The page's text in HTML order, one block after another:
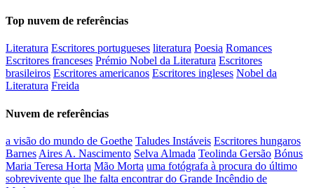
Top nuvem de referências
Literatura Escritores portugueses literatura Poesia Romances
Escritores franceses Prémio Nobel da Literatura Escritores
brasileiros Escritores americanos Escritores ingleses Nobel da
Literatura Freida
Nuvem de referências
a visão do mundo de Goethe Taludes Instáveis Escritores hungaros
Barnes Aires A. Nascimento Selva Almada Teolinda Gersão Bónus
Maria Teresa Horta Mão Morta uma fotógrafa à procura do último
sobrevivente que lhe falta encontrar do Grande Incêndio de